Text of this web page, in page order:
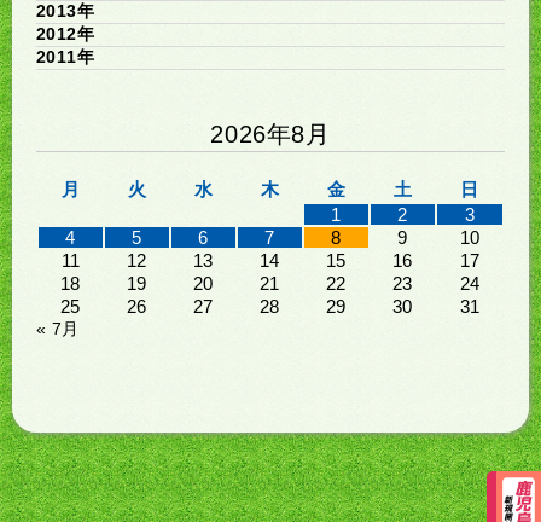
2013年
2012年
2011年
2026年8月
月 火 水 木 金 土
日
1
2
3
4
5 6 7 8 9
10
11
12 13 14 15 16
17
18
19 20 21 22 23
24
25
26 27 28 29 30 31
« 7月